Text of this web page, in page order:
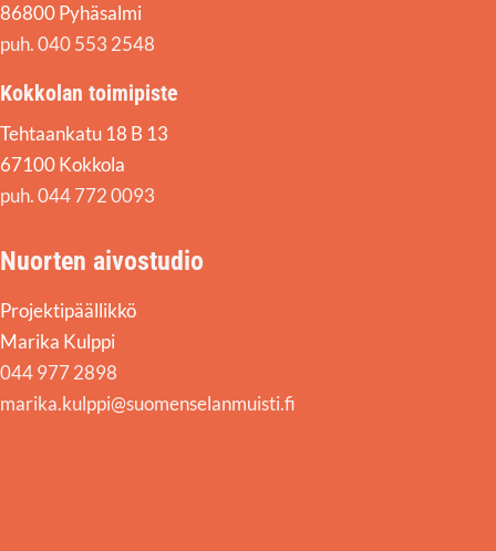
86800 Pyhäsalmi
puh. 040 553 2548
Kokkolan toimipiste
Tehtaankatu 18 B 13
67100 Kokkola
puh. 044 772 0093
Nuorten aivostudio
Projektipäällikkö
Marika Kulppi
044 977 2898
marika.kulppi@suomenselanmuisti.fi